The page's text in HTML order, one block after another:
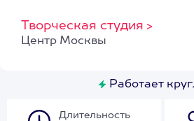
Творческая студия >
Центр Москвы
Работает
Длительность